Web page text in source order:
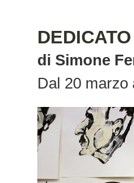
di Simone
Dal 20 marzo